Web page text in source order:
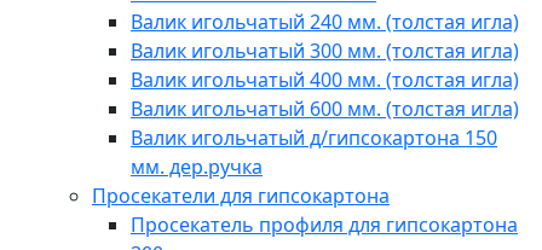
Валик игольчатый 240 мм. (толстая игла)
Валик игольчатый 300 мм. (толстая игла)
Валик игольчатый 400 мм. (толстая игла)
Валик игольчатый 600 мм. (толстая игла)
Валик игольчатый д/гипсокартона 150
мм. дер.ручка
Просекатели для гипсокартона
Просекатель профиля для гипсокартона